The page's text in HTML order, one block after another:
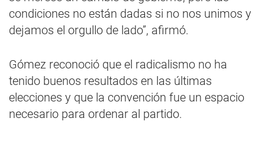
condiciones no están dadas si no nos unimos y
dejamos el orgullo de lado”, afirmó.
Gómez reconoció que el radicalismo no ha
tenido buenos resultados en las últimas
elecciones y que la convención fue un espacio
necesario para ordenar al partido.